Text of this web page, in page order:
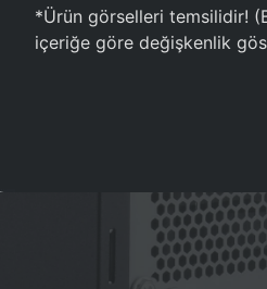
*Ürün görselleri temsilidir!
içeriğe göre değişkenlik